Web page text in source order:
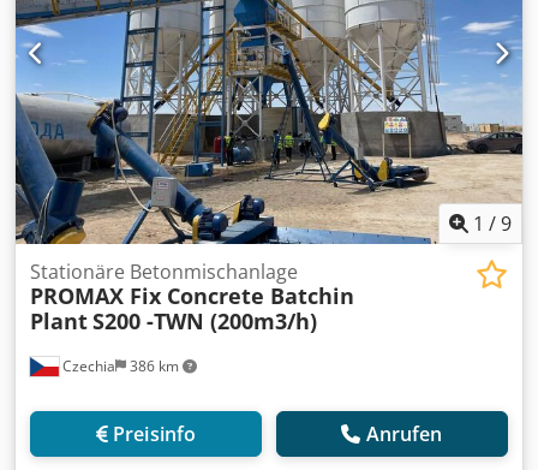
1 /9
Czechia 386 km
Stationäre Betonmischanlage
PROMAX Fix Concrete Batchin
PlantS200 -TWN (200m3/h)
Preisinfo Anrufen